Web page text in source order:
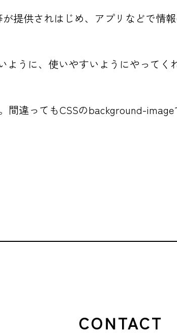
提供されはじめ、アプリなどで
ように、使いやすいようにやって
間違ってもCSSのbackground-
CONTACT